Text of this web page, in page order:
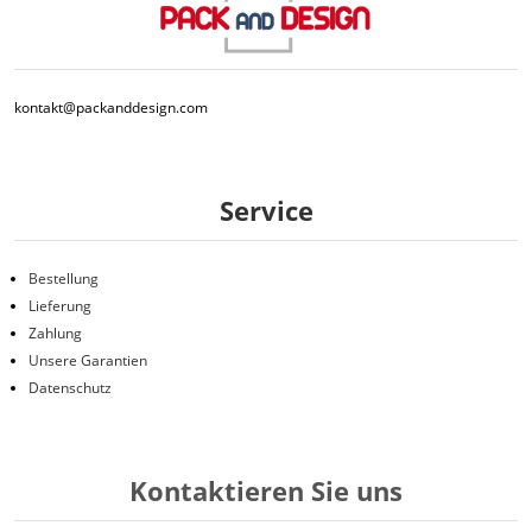
kontakt@packanddesign.com
Service
Bestellung
Lieferung
Zahlung
Unsere Garantien
Datenschutz
Kontaktieren Sie uns